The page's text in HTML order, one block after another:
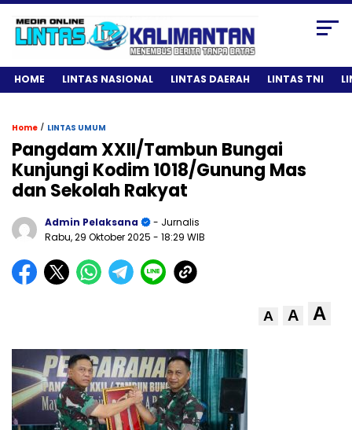
HOME LINTAS NASIONAL LINTAS DAERAH LINTAS TNI
Home / LINTAS UMUM
Pangdam XXII/Tambun Bungai
Kunjungi Kodim 1018/Gunung Mas
dan Sekolah Rakyat
Admin Pelaksana
- Jurnalis
Rabu, 29 Oktober 2025 - 18:29 WIB
A A A